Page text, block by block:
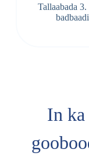
Tallaabada
In ka